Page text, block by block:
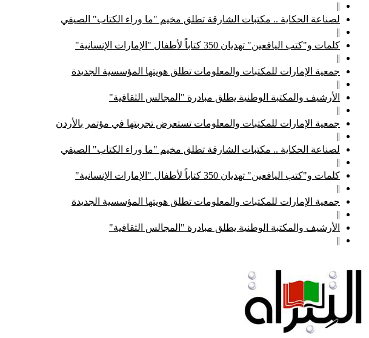
||
لصناعة الحكاية .. مكتبات الشارقة تطلق مخيم "ما وراء الكتاب" الصيفي
||
كلمات و"كتب اليافعين" تهديان 350 كتاباً لأطفال "الإمارات الإنسانية"
||
جمعية الإمارات للمكتبات والمعلومات تطلق هويتها المؤسسية الجديدة
||
الأرشيف والمكتبة الوطنية يطلق مبادرة "المجالس الثقافية"
||
جمعية الإمارات للمكتبات والمعلومات تستعرض تجربتها في مؤتمر بالأردن
||
لصناعة الحكاية .. مكتبات الشارقة تطلق مخيم "ما وراء الكتاب" الصيفي
||
كلمات و"كتب اليافعين" تهديان 350 كتاباً لأطفال "الإمارات الإنسانية"
||
جمعية الإمارات للمكتبات والمعلومات تطلق هويتها المؤسسية الجديدة
||
الأرشيف والمكتبة الوطنية يطلق مبادرة "المجالس الثقافية"
||